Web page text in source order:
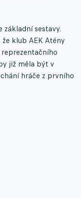
sestavy.
klub AEK Atény
již měla být v
hráče z prvního